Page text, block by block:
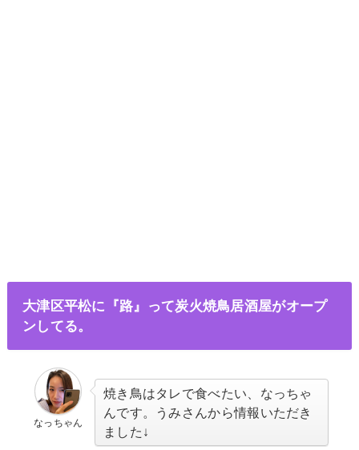
大津区平松に『路』って炭火焼鳥居酒屋がオープ
ンしてる。
なっちゃん
焼き鳥はタレで食べたい、なっちゃ
んです。うみさんから情報いただき
ました↓